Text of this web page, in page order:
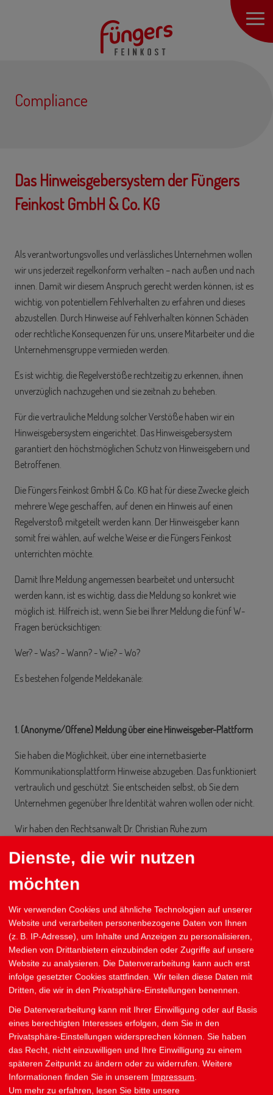
Compliance
Das Hinweisgebersystem der Füngers
Feinkost GmbH & Co. KG
Als verantwortungsvolles und verlässliches Unternehmen wollen
wir uns jederzeit regelkonform verhalten – nach außen und nach
innen. Damit wir diesem Anspruch gerecht werden können, ist es
wichtig, von potentiellem Fehlverhalten zu erfahren und dieses
abzustellen. Durch Hinweise auf Fehlverhalten können Schäden
oder rechtliche Konsequenzen für uns, unsere Mitarbeiter und die
Unternehmensgruppevermieden werden.
Es ist wichtig, die Regelverstöße rechtzeitig zu erkennen, ihnen
unverzüglich nachzugehen und sie zeitnah zu beheben.
Für die vertrauliche Meldung solcher Verstöße haben wir ein
Hinweisgebersystem eingerichtet. Das Hinweisgebersystem
garantiert den höchstmöglichen Schutz von Hinweisgebern und
Betroffenen.
Die Füngers Feinkost GmbH & Co. KG hat für diese Zwecke gleich
mehrere Wege geschaffen, auf denen ein Hinweis auf einen
Regelverstoß mitgeteilt werden kann. Der Hinweisgeber kann
somit frei wählen, auf welche Weise er die Füngers Feinkost
unterrichten möchte.
Damit Ihre Meldung angemessen bearbeitet und untersucht
werden kann, ist es wichtig, dass die Meldung so konkret wie
möglich ist. Hilfreich ist, wenn Sie bei Ihrer Meldung die fünf W-
Fragen berücksichtigen:
Wer? - Was? - Wann? - Wie? - Wo?
Es bestehen folgende Meldekanäle:
1. (Anonyme/Offene) Meldung über eine Hinweisgeber-Plattform
Sie haben die Möglichkeit, über eine internetbasierte
Kommunikationsplattform Hinweise abzugeben. Das funktioniert
vertraulich und geschützt. Sie entscheiden selbst, ob Sie dem
Unternehmen gegenüber Ihre Identität wahren wollen oder nicht.
Wir haben den Rechtsanwalt Dr. Christian Ruhe zum
Compliance-Verstößen und ist für die Sichtung der Hinweise
zuständig.
verschlüsselt übertragen möchten, dann nutzen Sie bitte unsere
Hinweisgeber-Plattform.
2. Direktkontakt zur internen Meldestelle
Es besteht die Möglichkeit, unsere Meldestellenbeauftragte
persönlich anzusprechen. Die Meldestellenbeauftragte schützt
durch Ihre Verschwiegenheitspflicht die Identität des
Hinweisgebers.
Sie erreichen uns telefonisch, auf dem Postweg oder per E-Mail.
Dienste, die wir nutzen
möchten
Wir verwenden Cookies und ähnliche Technologien auf unserer
Website und verarbeiten personenbezogene Daten von Ihnen
(z. B. IP-Adresse), um Inhalte und Anzeigen zu personalisieren,
Medien von Drittanbietern einzubinden oder Zugriffe auf unsere
Website zu analysieren. Die Datenverarbeitung kann auch erst
infolge gesetzter Cookies stattfinden. Wir teilen diese Daten mit
Dritten, die wir in den Privatsphäre-Einstellungen benennen.
Die Datenverarbeitung kann mit Ihrer Einwilligung oder auf Basis
eines berechtigten Interesses erfolgen, dem Sie in den
Privatsphäre-Einstellungen widersprechen können. Sie haben
das Recht, nicht einzuwilligen und Ihre Einwilligung zu einem
späteren Zeitpunkt zu ändern oder zu widerrufen. Weitere
Informationen finden Sie in unserem Impressum.
Um mehr zu erfahren, lesen Sie bitte unsere